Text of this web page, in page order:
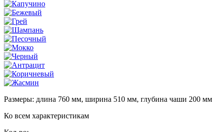
Размеры: длина 760 мм, ширина 510 мм, глубина чаши 200 мм
Ко всем характеристикам